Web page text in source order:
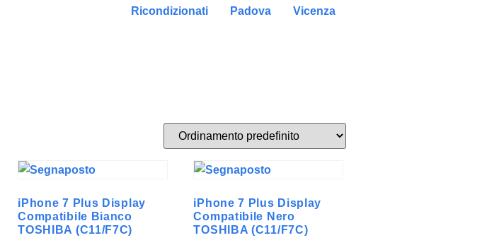
Ricondizionati Padova Vicenza
iPhone 7 Plus Display
Compatibile Bianco
TOSHIBA (C11/F7C)
iPhone 7 Plus Display
Compatibile Nero
TOSHIBA (C11/F7C)